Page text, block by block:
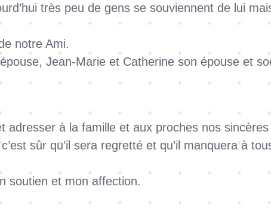
très peu de gens se souviennent de lui
notre Ami.
Jean-Marie et Catherine son épouse et
à la famille et aux proches nos sincères
sûr qu’il sera regretté et qu’il manquera à
soutien et mon affection.